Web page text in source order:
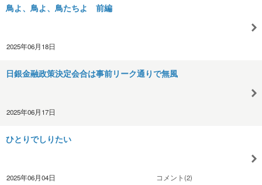
鳥よ、鳥よ、鳥たちよ 前編
2025年06月18日
日銀金融政策決定会合は事前リーク通りで無風
2025年06月17日
ひとりでしりたい
2025年06月04日 コメント(2)